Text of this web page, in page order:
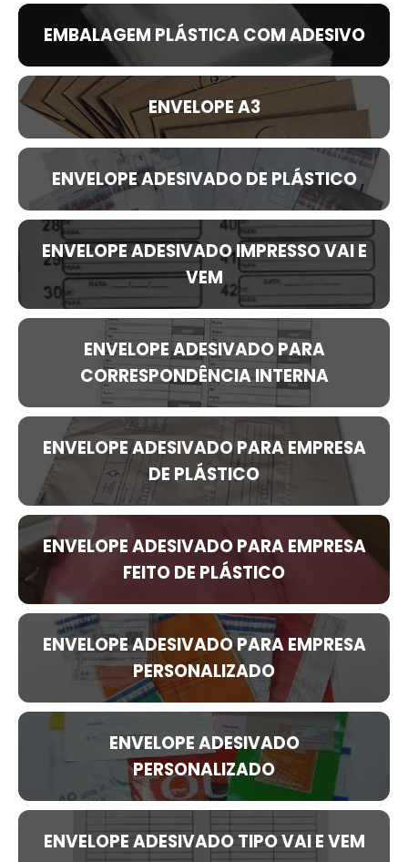
EMBALAGEM PLÁSTICA COM ADESIVO
ENVELOPE A3
ENVELOPE ADESIVADO DE PLÁSTICO
ENVELOPE ADESIVADO IMPRESSO VAI E
VEM
ENVELOPE ADESIVADO PARA
CORRESPONDÊNCIA INTERNA
ENVELOPE ADESIVADO PARA EMPRESA
DE PLÁSTICO
ENVELOPE ADESIVADO PARA EMPRESA
FEITO DE PLÁSTICO
ENVELOPE ADESIVADO PARA EMPRESA
PERSONALIZADO
ENVELOPE ADESIVADO
PERSONALIZADO
ENVELOPE ADESIVADO TIPO VAI E VEM